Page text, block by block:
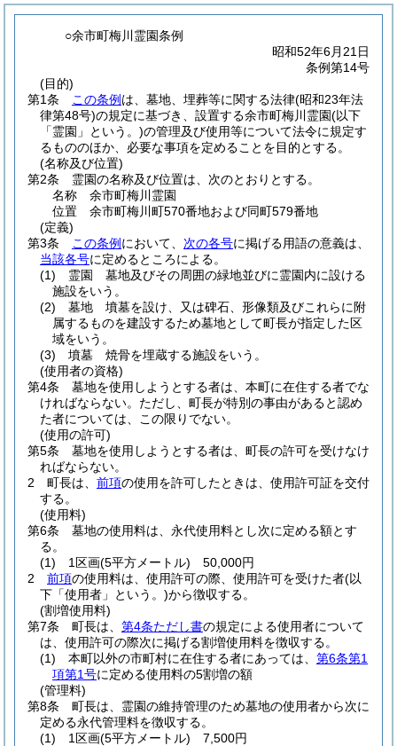
○余市町梅川霊園条例
昭和52年6月21日
条例第14号
(目的)
第1条
この条例 は、墓地、埋葬等に関する法律(昭和23年法
律第48号)の規定に基づき、設置する余市町梅川霊園(以下
「霊園」という。)の管理及び使用等について法令に規定す
るもののほか、必要な事項を定めることを目的とする。
(名称及び位置)
第2条
霊園の名称及び位置は、次のとおりとする。
名称 余市町梅川霊園
位置 余市町梅川町570番地および同町579番地
(定義)
第3条
この条例 において、 次の各号に掲げる用語の意義は、
当該各号に定めるところによる。
(1)
霊園 墓地及びその周囲の緑地並びに霊園内に設ける
施設をいう。
(2)
墓地 墳墓を設け、又は碑石、形像類及びこれらに附
属するものを建設するため墓地として町長が指定した区
域をいう。
(3)
墳墓 焼骨を埋蔵する施設をいう。
(使用者の資格)
第4条
墓地を使用しようとする者は、本町に在住する者でな
ければならない。 ただし、町長が特別の事由があると認め
た者については、この限りでない。
(使用の許可)
第5条
墓地を使用しようとする者は、町長の許可を受けなけ
ればならない。
2
町長は、 前項の使用を許可したときは、使用許可証を交付
する。
(使用料)
第6条
墓地の使用料は、永代使用料とし次に定める額とす
る。
(1)
1区画(5平方メートル) 50,000円
2
前項の使用料は、使用許可の際、使用許可を受けた者(以
下「使用者」という。)から徴収する。
(割増使用料)
第7条
町長は、 第4条ただし書の規定による使用者について
は、使用許可の際次に掲げる割増使用料を徴収する。
(1)
本町以外の市町村に在住する者にあっては、 第6条第1
項第1号に定める使用料の5割増の額
(管理料)
第8条
町長は、霊園の維持管理のため墓地の使用者から次に
定める永代管理料を徴収する。
(1)
1区画(5平方メートル) 7,500円